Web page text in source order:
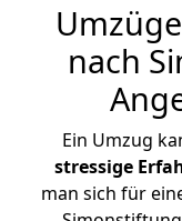
nach
Ein Umzug
stressige
man sich für